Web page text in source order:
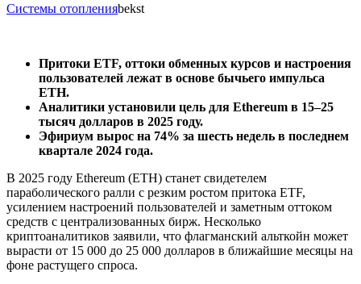
Системы отопленияbekst
Притоки ETF, оттоки обменных курсов и настроения
пользователей лежат в основе бычьего импульса
ETH.
Аналитики установили цель для Ethereum в 15–25
тысяч долларов в 2025 году.
Эфириум вырос на 74% за шесть недель в последнем
квартале 2024 года.
В 2025 году Ethereum (ETH) станет свидетелем
параболического ралли с резким ростом притока ETF,
усилением настроений пользователей и заметным оттоком
средств с централизованных бирж. Несколько
криптоаналитиков заявили, что флагманский альткойн может
вырасти от 15 000 до 25 000 долларов в ближайшие месяцы на
фоне растущего спроса.